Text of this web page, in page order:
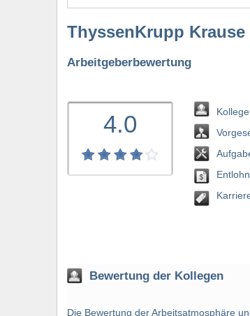
ThyssenKrupp Krause
Arbeitgeberbewertung
4.0
Bewertung der Kollegen
Die Bewertung der Arbeitsatmosphäre